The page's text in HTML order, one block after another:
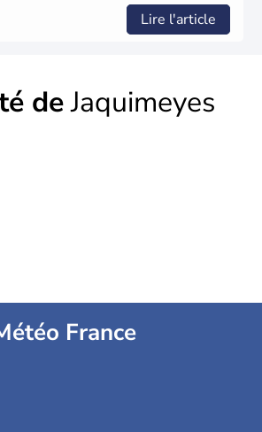
Lire l'article
deJaquimeyes
France